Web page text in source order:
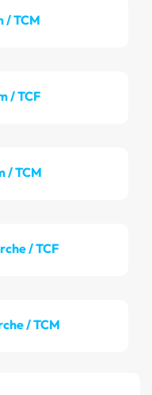
/ TCM
/ TCF
/ TCM
/ TCF
/ TCM